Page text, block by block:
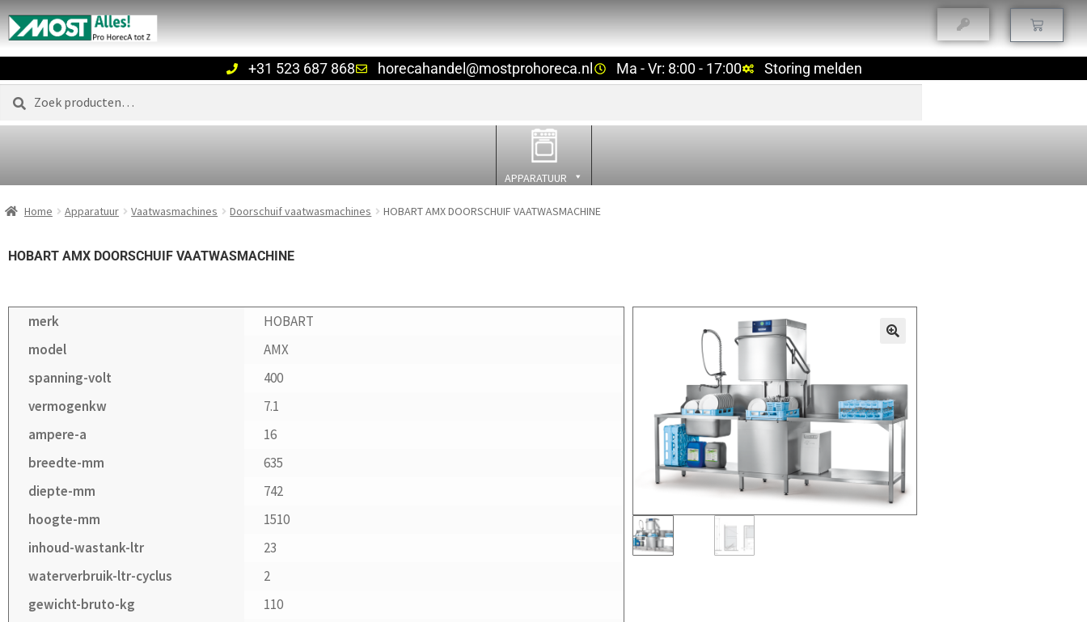
+31 523 687 868 horecahandel@mostprohoreca.nl Ma - Vr: 8:00 - 17:00 Storing melden
Zoeken
APPARATUUR
Home Apparatuur Vaatwasmachines Doorschuif vaatwasmachines HOBART AMX DOORSCHUIF VAATWASMACHINE
HOBART AMX DOORSCHUIF VAATWASMACHINE
merk
HOBART
model
AMX
spanning-volt
400
vermogenkw
7.1
ampere-a
16
breedte-mm
635
diepte-mm
742
hoogte-mm
1510
inhoud-wastank-ltr
23
waterverbruik-ltr-cyclus
2
gewicht-bruto-kg
110